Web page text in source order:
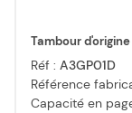
Tambour
Réf : A3GP01D
Référence
Capacité en